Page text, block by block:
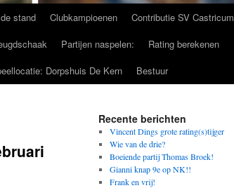
stand Clubkampioenen
Contributie SV Castricum
Partijen naspelen:
Rating berekenen
Dorpshuis De Kern Bestuur
Recente berichten
Vincent Dings grote rating(s)tijger
Wie van de drie?
Boeiende partij Thomas Broek!
Gianni knap 9e op NK!!
Frank en vrij!